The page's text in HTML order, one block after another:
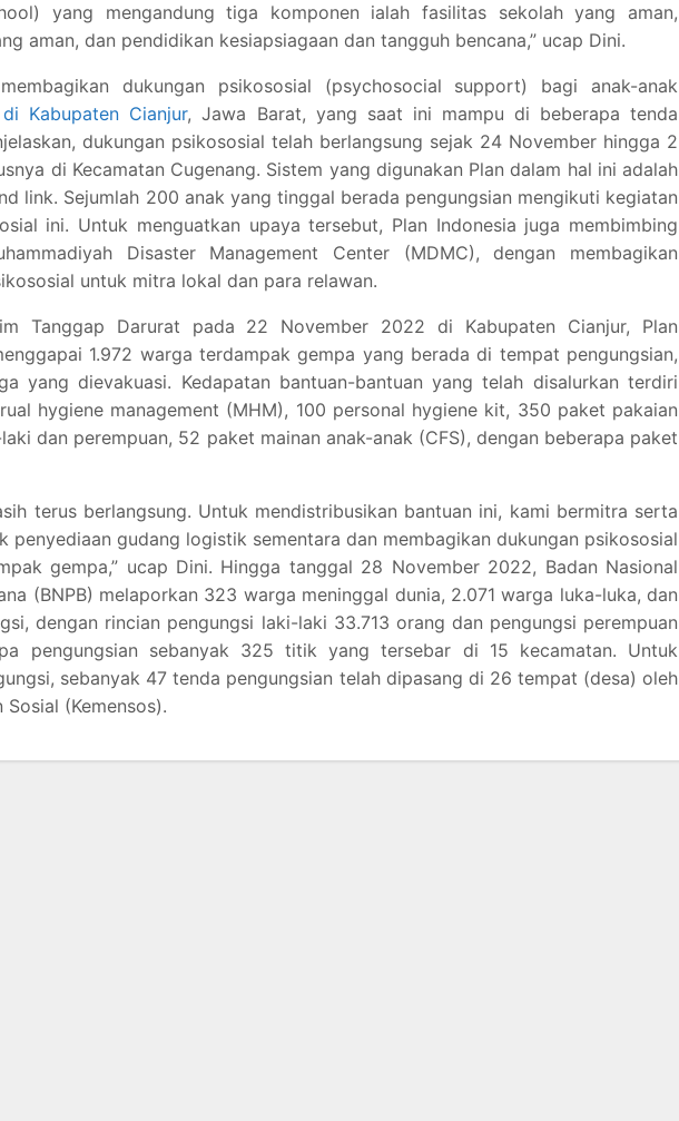
yang mengandung tiga komponen ialah fasilitas sekolah yang aman,
aman, dan pendidikan kesiapsiagaan dan tangguh bencana,” ucap Dini.
dukungan psikososial (psychosocial support) bagi anak-anak
Kabupaten Cianjur, Jawa Barat, yang saat ini mampu di beberapa tenda
dukungan psikososial telah berlangsung sejak 24 November hingga 2
di Kecamatan Cugenang. Sistem yang digunakan Plan dalam hal ini adalah
link. Sejumlah 200 anak yang tinggal berada pengungsian mengikuti kegiatan
ini. Untuk menguatkan upaya tersebut, Plan Indonesia juga membimbing
Disaster Management Center (MDMC), dengan membagikan
untuk mitra lokal dan para relawan.
Tanggap Darurat pada 22 November 2022 di Kabupaten Cianjur, Plan
1.972 warga terdampak gempa yang berada di tempat pengungsian,
yang dievakuasi. Kedapatan bantuan-bantuan yang telah disalurkan terdiri
hygiene management (MHM), 100 personal hygiene kit, 350 paket pakaian
dan perempuan, 52 paket mainan anak-anak (CFS), dengan beberapa paket
terus berlangsung. Untuk mendistribusikan bantuan ini, kami bermitra serta
penyediaan gudang logistik sementara dan membagikan dukungan psikososial
gempa,” ucap Dini. Hingga tanggal 28 November 2022, Badan Nasional
(BNPB) melaporkan 323 warga meninggal dunia, 2.071 warga luka-luka, dan
dengan rincian pengungsi laki-laki 33.713 orang dan pengungsi perempuan
pengungsian sebanyak 325 titik yang tersebar di 15 kecamatan. Untuk
sebanyak 47 tenda pengungsian telah dipasang di 26 tempat (desa) oleh
Sosial (Kemensos).